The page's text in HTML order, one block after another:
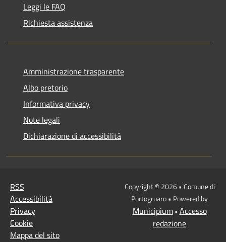
Leggi le FAQ
Richiesta assistenza
Amministrazione trasparente
Albo pretorio
Informativa privacy
Note legali
Dichiarazione di accessibilità
RSS
Accessibilità
Privacy
Cookie
Mappa del sito
Copyright © 2026 • Comune di
Portogruaro • Powered by
Municipium• Accesso
redazione